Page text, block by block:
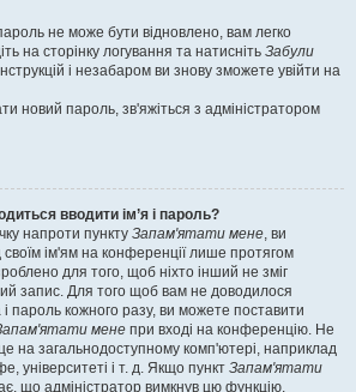
не може бути відновлено, вам легко
на сторінку логування та натисніть Забули
і незабаром ви знову зможете увійти на
новий пароль, зв'яжіться з адміністратором
вводити ім’я і пароль?
напроти пункту Запам'ятати мене, ви
ім'ям на конференції лише протягом
для того, щоб ніхто інший не зміг
запис. Для того щоб вам не доводилося
і пароль кожного разу, ви можете поставити
мене при вході на конференцію. Не
на загальнодоступному комп'ютері, наприклад
університеті і т. д. Якщо пункт Запам'ятати
що адміністратор вимкнув цю функцію.